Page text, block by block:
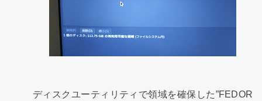
ディスクユーティリティで領域を確保した”FEDOR